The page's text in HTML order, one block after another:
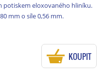
potiskem eloxovaného hliníku.
mm o síle 0,56 mm.
KOUPIT